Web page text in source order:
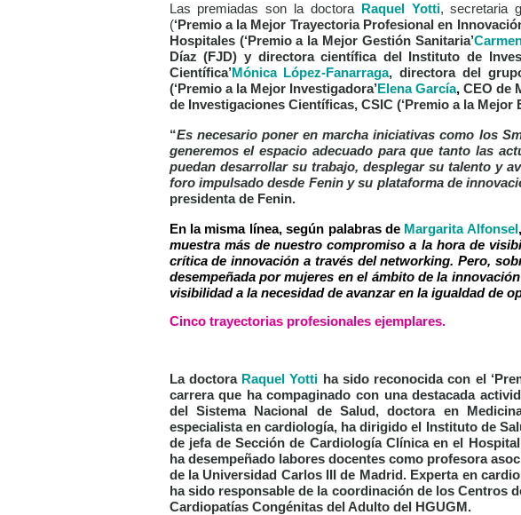
Las premiadas son la doctora Raquel Yotti, secretaria
(‘Premio a la Mejor Trayectoria Profesional en
Hospitales (‘Premio a la Mejor Gestión Sanitaria’
Díaz (FJD) y directora científica del Instituto de
Científica’Mónica López-Fanarraga, directora del
(‘Premio a la Mejor Investigadora’Elena García,CEO de
de Investigaciones Científicas, CSIC (‘Premio a la Mejor
“Es necesario poner en marcha iniciativas como los
generemos el espacio adecuado para que tanto las
puedan desarrollar su trabajo, desplegar su talento y
foro impulsado desde Fenin y su plataforma de
presidenta de Fenin.
En la misma línea, según palabras de Margarita Alfonsel
muestra más de nuestro compromiso a la hora de
crítica de innovación a través del networking. Pero,
desempeñada por mujeres en el ámbito de la
visibilidad a la necesidad de avanzar en la igualdad de
Cinco trayectorias profesionales ejemplares.
La doctora Raquel Yotti ha sido reconocida con el
carrera que ha compaginado con una destacada
del Sistema Nacional de Salud, doctora en
especialista en cardiología, ha dirigido el Instituto de
de jefa de Sección de Cardiología Clínica en el
ha desempeñado labores docentes como profesora
de la Universidad Carlos III de Madrid. Experta en
ha sido responsable de la coordinación de los Centros
Cardiopatías Congénitas del Adulto del HGUGM.